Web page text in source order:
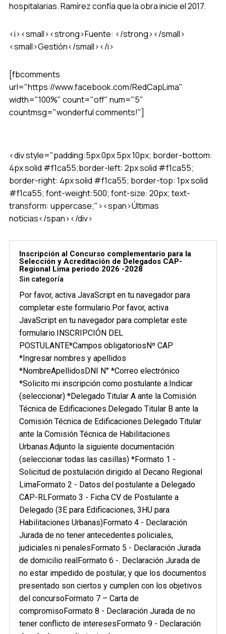
hospitalarias. Ramírez confía que la obra inicie el 2017.
<i><small><strong>Fuente: </strong></small>
<small>Gestión</small></i>
[fbcomments
url="https://www.facebook.com/RedCapLima"
width="100%" count="off" num="5"
countmsg="wonderful comments!"]
<div style="padding:5px 0px 5px 10px; border-bottom:
4px solid #f1ca55;border-left: 2px solid #f1ca55;
border-right: 4px solid #f1ca55; border-top: 1px solid
#f1ca55; font-weight:500; font-size: 20px; text-
transform: uppercase;"><span>Últimas
noticias</span></div>
Inscripción al Concurso complementario para la
Selección y Acreditación de Delegados CAP-
Regional Lima periodo 2026 -2028
Sin categoría
Por favor, activa JavaScript en tu navegador para
completar este formulario.Por favor, activa
JavaScript en tu navegador para completar este
formulario.INSCRIPCIÓN DEL
POSTULANTE*Campos obligatoriosNº CAP
*Ingresar nombres y apellidos
*NombreApellidosDNI N° *Correo electrónico
*Solicito mi inscripción como postulante a:Indicar
(seleccionar) *Delegado Titular A ante la Comisión
Técnica de Edificaciones.Delegado Titular B ante la
Comisión Técnica de Edificaciones.Delegado Titular
ante la Comisión Técnica de Habilitaciones
Urbanas.Adjunto la siguiente documentación:
(seleccionar todas las casillas) *Formato 1 -
Solicitud de postulación dirigido al Decano Regional
LimaFormato 2 - Datos del postulante a Delegado
CAP-RLFormato 3 - Ficha CV de Postulante a
Delegado (3E para Edificaciones, 3HU para
Habilitaciones Urbanas)Formato 4 - Declaración
Jurada de no tener antecedentes policiales,
judiciales ni penalesFormato 5 - Declaración Jurada
de domicilio realFormato 6 -. Declaración Jurada de
no estar impedido de postular, y que los documentos
presentado son ciertos y cumplen con los objetivos
del concursoFormato 7 – Carta de
compromisoFormato 8 - Declaración Jurada de no
tener conflicto de interesesFormato 9 - Declaración